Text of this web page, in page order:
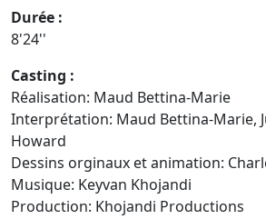
Durée :
8'24''
Casting :
Réalisation: Maud Bettina-Marie
Interprétation: Maud Bettina-Marie,
Howard
Dessins orginaux et animation:
Musique: Keyvan Khojandi
Production: Khojandi Productions